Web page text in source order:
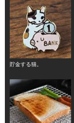
貯金する猫。